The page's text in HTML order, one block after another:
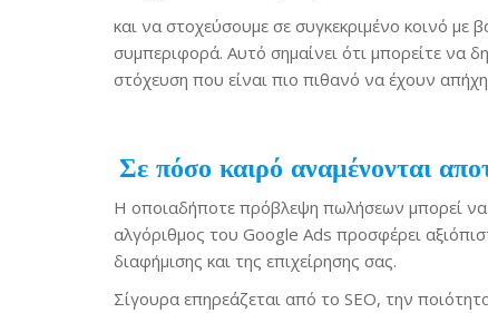
και να στοχεύσουμε σε συγκεκριμένο κοινό
συμπεριφορά. Αυτό σημαίνει ότι μπορείτε να
στόχευση που είναι πιο πιθανό να έχουν
Σε πόσο καιρό αναμένονται
H οποιαδήποτε πρόβλεψη πωλήσεων μπορεί να
αλγόριθμος του Google Ads προσφέρει
διαφήμισης και της επιχείρησης σας.
Σίγουρα επηρεάζεται από το SEO, την